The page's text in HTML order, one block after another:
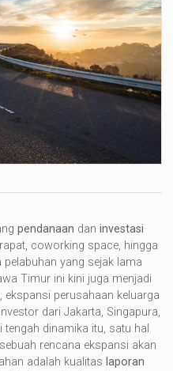
pendanaan dan investasi
coworking space, hingga
yang sejak lama
Timur ini kini juga menjadi
perusahaan keluarga
dari Jakarta, Singapura,
tengah dinamika itu, satu hal
rencana ekspansi akan
adalah kualitas laporan